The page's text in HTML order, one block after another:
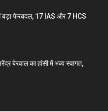
बड़ा फेरबदल, 17 IAS और 7 HCS
बेरवाल का हांसी में भव्य स्वागत,